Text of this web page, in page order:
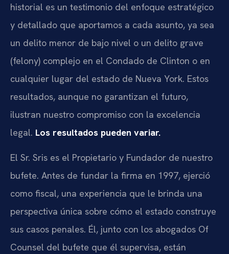
historial es un testimonio del enfoque estratégico
y detallado que aportamos a cada asunto, ya sea
un delito menor de bajo nivel o un delito grave
(felony) complejo en el Condado de Clinton o en
cualquier lugar del estado de Nueva York. Estos
resultados, aunque no garantizan el futuro,
ilustran nuestro compromiso con la excelencia
legal. Los resultados pueden variar.
El Sr. Sris es el Propietario y Fundador de nuestro
bufete. Antes de fundar la firma en 1997, ejerció
como fiscal, una experiencia que le brinda una
perspectiva única sobre cómo el estado construye
sus casos penales. Él, junto con los abogados Of
Counsel del bufete que él supervisa, están